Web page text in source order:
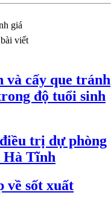
giá
viết
và cấy que tránh
độ tuổi sinh
trị dự phòng
Tĩnh
về sốt xuất